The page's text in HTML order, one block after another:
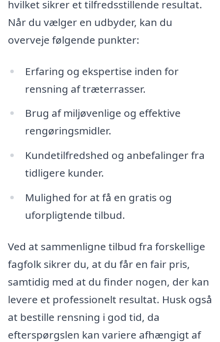
hvilket sikrer et tilfredsstillende resultat.
Når du vælger en udbyder, kan du
overveje følgende punkter:
Erfaring og ekspertise inden for
rensning af træterrasser.
Brug af miljøvenlige og effektive
rengøringsmidler.
Kundetilfredshed og anbefalinger fra
tidligere kunder.
Mulighed for at få en gratis og
uforpligtende tilbud.
Ved at sammenligne tilbud fra forskellige
fagfolk sikrer du, at du får en fair pris,
samtidig med at du finder nogen, der kan
levere et professionelt resultat. Husk også
at bestille rensning i god tid, da
efterspørgslen kan variere afhængigt af